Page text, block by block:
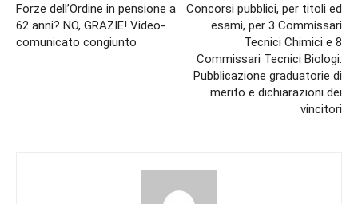
Forze dell’Ordine in pensione a
62 anni? NO, GRAZIE! Video-
comunicato congiunto
Concorsi pubblici, per titoli ed
esami, per 3 Commissari
Tecnici Chimici e 8
Commissari Tecnici Biologi.
Pubblicazione graduatorie di
merito e dichiarazioni dei
vincitori